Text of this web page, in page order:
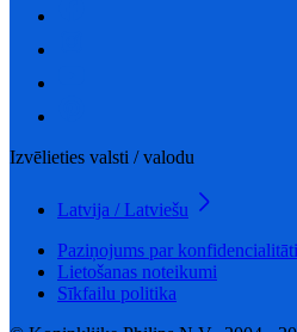
Izvēlieties valsti / valodu
Latvija / Latviešu
Paziņojums par konfidencialitāti
Lietošanas noteikumi
Sīkfailu politika